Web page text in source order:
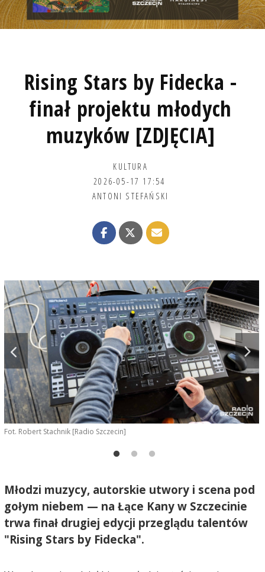
Rising Stars by Fidecka -
finał projektu młodych
muzyków [ZDJĘCIA]
KULTURA
2026-05-17 17:54
ANTONI STEFAŃSKI
Fot. Robert Stachnik [Radio Szczecin]
Młodzi muzycy, autorskie utwory i scena pod
gołym niebem — na Łące Kany w Szczecinie
trwa finał drugiej edycji przeglądu talentów
"Rising Stars by Fidecka".